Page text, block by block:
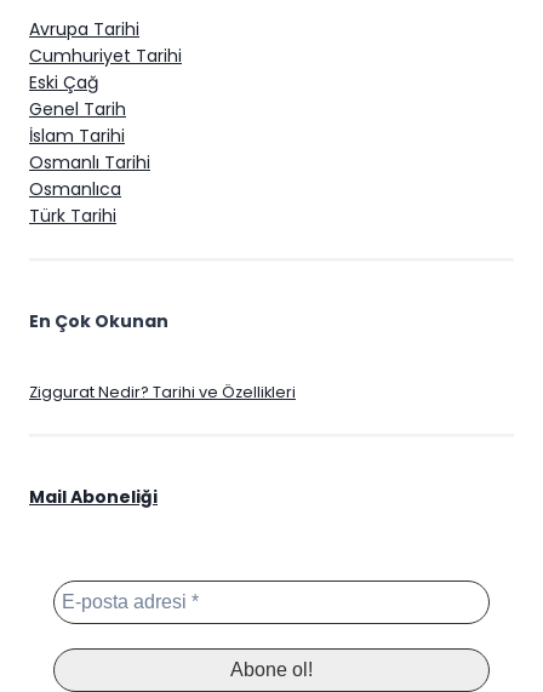
Avrupa Tarihi
Cumhuriyet Tarihi
Eski Çağ
Genel Tarih
İslam Tarihi
Osmanlı Tarihi
Osmanlıca
Türk Tarihi
En Çok Okunan
Ziggurat Nedir? Tarihi ve Özellikleri
Mail Aboneliği